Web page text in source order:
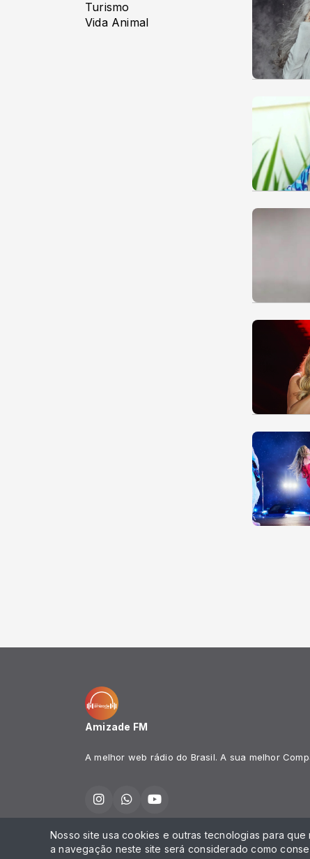
Turismo
Vida Animal
Amizade FM
A melhor web rádio do Brasil. A sua melhor
Todos os direitos reservados.
Nosso site usa cookies e outras tecnologias para
a navegação neste site será considerado como